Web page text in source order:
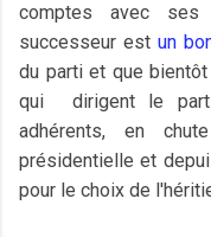
comptes avec
successeur estun
du parti et que
qui dirigent le
adhérents, en
présidentielle et
pour le choix de